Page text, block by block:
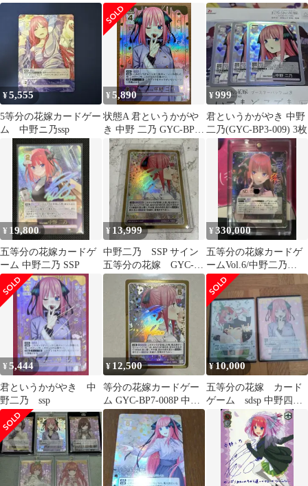
も 君というかがやき
中野二乃 SSP
SSP
¥5,555
5等分の花嫁カードゲー
ム 中野ニ乃ssp
¥5,890
状態A 君というかがや
き 中野 二乃 GYC-BP3-
009P1 [SSP] サイン ★
五等分の花嫁
¥999
君というかがやき 中野
二乃(GYC-BP3-009) 3枚
¥ 19,800
五等分の花嫁カードゲ
ーム 中野二乃 SSP
¥ 13,999
中野二乃 SSP サイン
五等分の花嫁 GYC-
BP7-008P
¥330,000
五等分の花嫁カードゲ
ームVol.6/中野二乃
SSSP/Going my way
¥5,444
君というかがやき 中
野二乃 ssp
¥ 12,500
等分の花嫁カードゲー
ム GYC-BP7-008P 中野
二乃 SSP
¥10,000
五等分の花嫁 カード
ゲーム sdsp 中野四
葉 ssp 君というかがや
き中野二乃